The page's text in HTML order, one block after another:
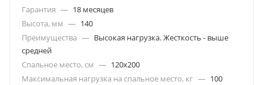
Гарантия — 18 месяцев
Высота, мм — 140
Преимущества — Высокая нагрузка. Жесткость - выше
средней
Спальное место, см — 120х200
Максимальная нагрузка на спальное место, кг — 100